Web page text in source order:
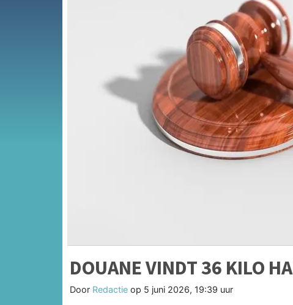
DOUANE VINDT 36 KILO
Door Redactie op 5 juni 2026, 19:39 uur